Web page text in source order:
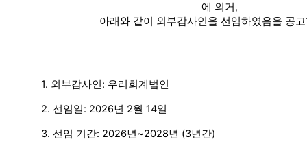
에 의거,
아래와 같이 외부감사인을 선임하였음을 공
1. 외부감사인: 우리회계법인
2. 선임일: 2026년 2월 14일
3. 선임 기간: 2026년~2028년 (3년간)